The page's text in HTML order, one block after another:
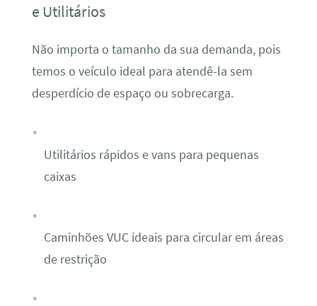
e Utilitários
Não importa o tamanho da sua demanda, pois
temos o veículo ideal para atendê-la sem
desperdício de espaço ou sobrecarga.
Utilitários rápidos e vans para pequenas
caixas
Caminhões VUC ideais para circular em áreas
de restrição